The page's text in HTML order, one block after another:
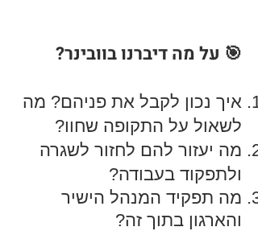
🎯 על מהדיברנו בוובינר?
איך נכון לקבל את פניהם? מה
לשאול על התקופה שחוו?
מה יעזור להם לחזור לשגרה
ולתפקוד בעבודה?
מה תפקיד המנהל הישיר
והארגון בתוך זה?